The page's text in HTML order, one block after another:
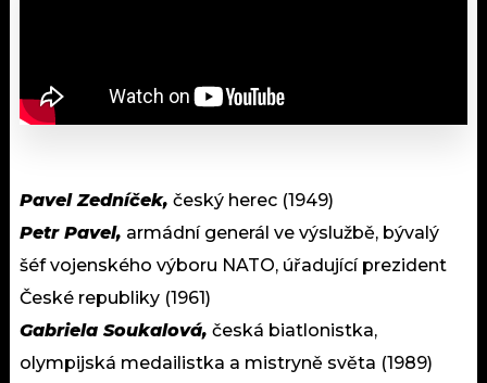
Pavel Zedníček, český herec (1949)
Petr Pavel, armádní generál ve výslužbě, bývalý
šéf vojenského výboru NATO, úřadující prezident
České republiky (1961)
Gabriela Soukalová, česká biatlonistka,
olympijská medailistka a mistryně světa (1989)